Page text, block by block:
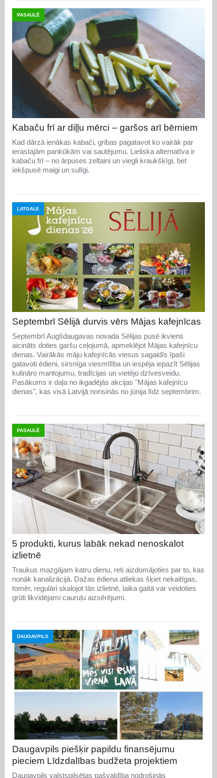
PASAULĒ
Kabaču frī ar diļļu mērci – garšos arī bērniem
Kad dārzā ienākas kabači, gribas pagatavot ko vairāk par
ierastajām pankūkām vai sautējumu. Lieliska alternatīva ir
kabaču frī – no ārpuses zeltaini un viegli kraukšķīgi, bet
iekšpusē maigi un sulīgi.
LATGALE
Septembrī Sēlijā durvis vērs Mājas kafejnīcas
Septembrī Augšdaugavas novada Sēlijas pusē ikviens
aicināts doties garšu ceļojumā, apmeklējot Mājas kafejnīcu
dienas. Vairākās māju kafejnīcās viesus sagaidīs īpaši
gatavoti ēdieni, sirsnīga viesmīlība un iespēja iepazīt Sēlijas
kulināro mantojumu, tradīcijas un vietējo dzīvesveidu.
Pasākums ir daļa no ikgadējās akcijas "Mājas kafejnīcu
dienas", kas visā Latvijā norisinās no jūnija līdz septembrim.
PASAULĒ
5 produkti, kurus labāk nekad nenoskalot
izlietnē
Traukus mazgājam katru dienu, reti aizdomājoties par to, kas
nonāk kanalizācijā. Dažas ēdiena atliekas šķiet nekaitīgas,
tomēr, regulāri skalojot tās izlietnē, laika gaitā var veidoties
grūti likvidējami cauruļu aizsērējumi.
DAUGAVPILS
Daugavpils piešķir papildu finansējumu
pieciem Līdzdalības budžeta projektiem
Daugavpils valstspilsētas pašvaldība nodrošinās